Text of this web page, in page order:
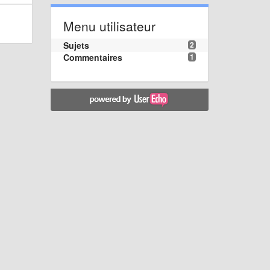
Menu utilisateur
2
Sujets
1
Commentaires